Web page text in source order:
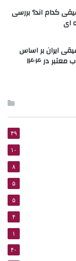
کدام اند؟ بررسی
ای
ایران بر اساس
در ۱۴۰۴
۴۹
۱۰
۸
۵
۵
۴
۱
۴۰